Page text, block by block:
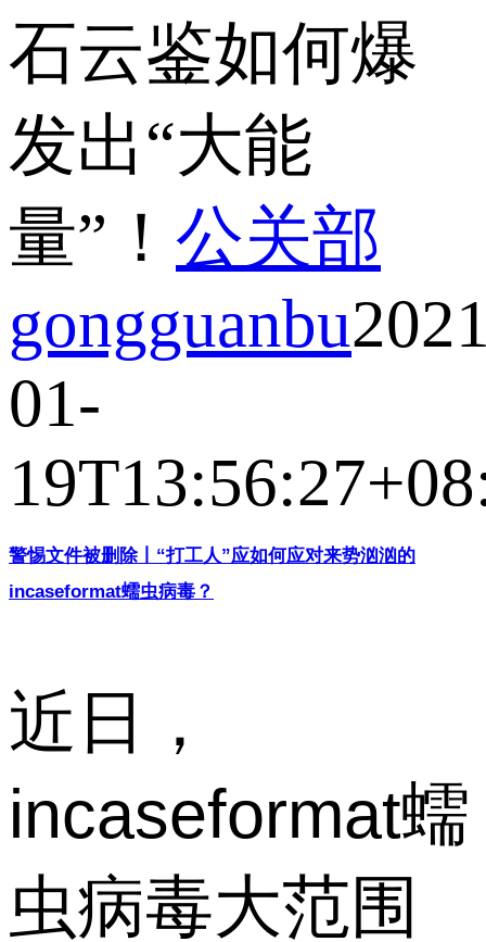
石云鉴如何爆
发出“大能
量”！ 公关部
gongguanbu
01-
警惕文件被删除丨“打工人”应如何应对来势汹汹的
incaseformat蠕虫病毒？
近日，
incaseformat蠕
虫病毒大范围